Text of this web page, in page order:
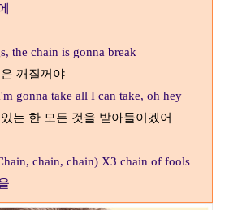
the chain is gonna break
깨질꺼야
gonna take all I can take, oh hey
는 한 모든 것을 받아들이겠어
chain, chain) X3 chain of fools